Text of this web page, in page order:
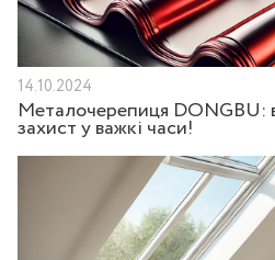
14.10.2024
Металочерепиця DONGBU:
захист у важкі часи!